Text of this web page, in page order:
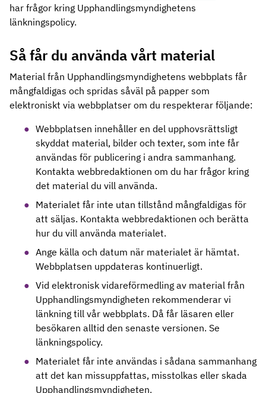
har frågor kring Upphandlingsmyndighetens
länkningspolicy.
Så får du använda vårt material
Material från Upphandlingsmyndighetens webbplats får
mångfaldigas och spridas såväl på papper som
elektroniskt via webbplatser om du respekterar följande:
Webbplatsen innehåller en del upphovsrättsligt
skyddat material, bilder och texter, som inte får
användas för publicering i andra sammanhang.
Kontakta webbredaktionen om du har frågor kring
det material du vill använda.
Materialet får inte utan tillstånd mångfaldigas för
att säljas. Kontakta webbredaktionen och berätta
hur du vill använda materialet.
Ange källa och datum när materialet är hämtat.
Webbplatsen uppdateras kontinuerligt.
Vid elektronisk vidareförmedling av material från
Upphandlingsmyndigheten rekommenderar vi
länkning till vår webbplats. Då får läsaren eller
besökaren alltid den senaste versionen. Se
länkningspolicy.
Materialet får inte användas i sådana sammanhang
att det kan missuppfattas, misstolkas eller skada
Upphandlingsmyndigheten.